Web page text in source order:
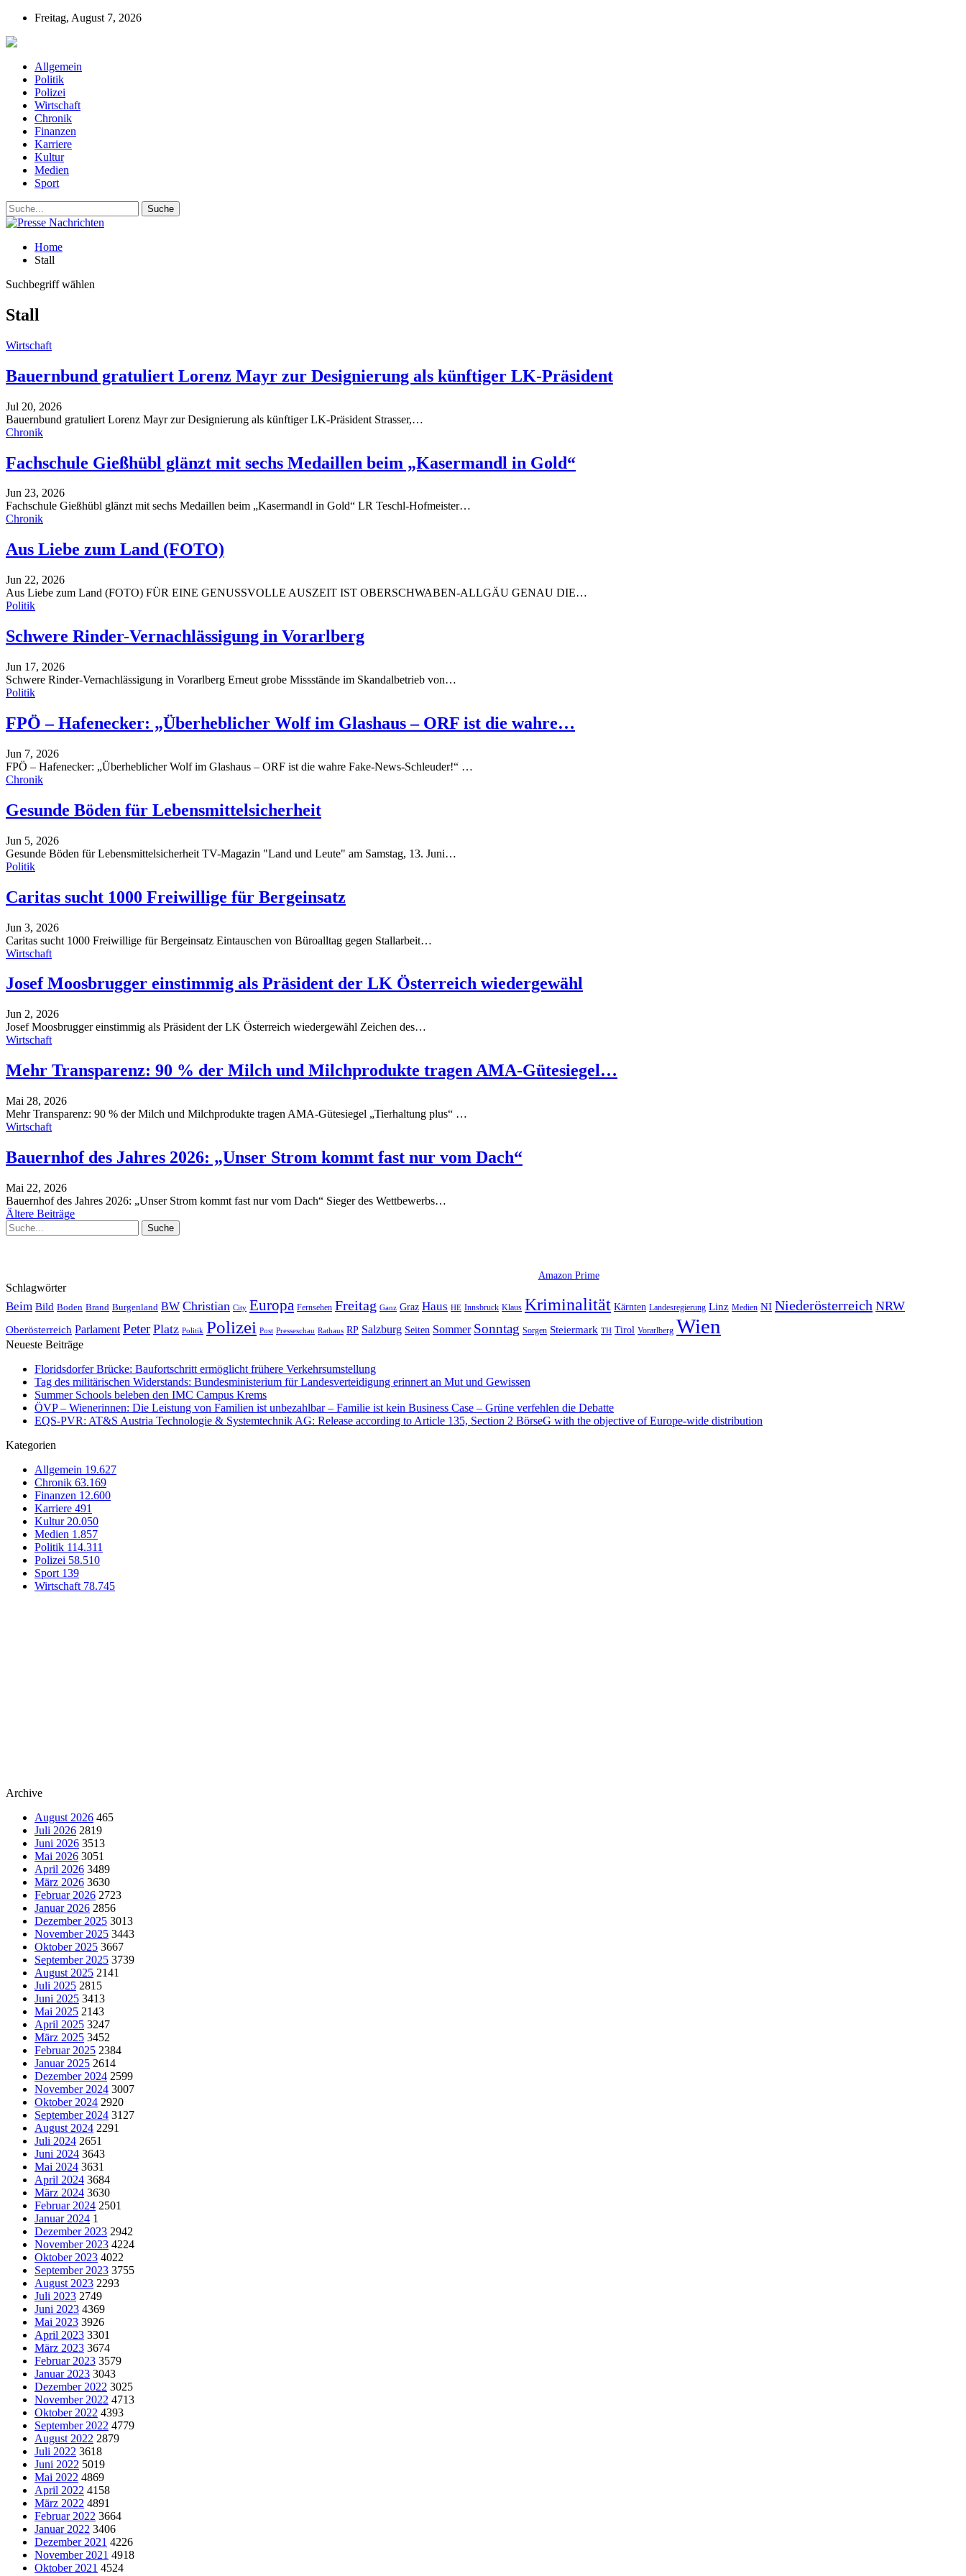
Freitag, August 7, 2026
Allgemein
Politik
Polizei
Wirtschaft
Chronik
Finanzen
Karriere
Kultur
Medien
Sport
Home
Stall
Suchbegriff wählen
Stall
Wirtschaft
Bauernbund gratuliert Lorenz Mayr zur Designierung als künftiger LK-Präsident
Jul 20, 2026
Bauernbund gratuliert Lorenz Mayr zur Designierung als künftiger LK-Präsident Strasser,…
Chronik
Fachschule Gießhübl glänzt mit sechs Medaillen beim „Kasermandl in Gold“
Jun 23, 2026
Fachschule Gießhübl glänzt mit sechs Medaillen beim „Kasermandl in Gold“ LR Teschl-Hofmeister…
Chronik
Aus Liebe zum Land (FOTO)
Jun 22, 2026
Aus Liebe zum Land (FOTO) FÜR EINE GENUSSVOLLE AUSZEIT IST OBERSCHWABEN-ALLGÄU GENAU DIE…
Politik
Schwere Rinder-Vernachlässigung in Vorarlberg
Jun 17, 2026
Schwere Rinder-Vernachlässigung in Vorarlberg Erneut grobe Missstände im Skandalbetrieb von…
Politik
FPÖ – Hafenecker: „Überheblicher Wolf im Glashaus – ORF ist die wahre…
Jun 7, 2026
FPÖ – Hafenecker: „Überheblicher Wolf im Glashaus – ORF ist die wahre Fake-News-Schleuder!“ …
Chronik
Gesunde Böden für Lebensmittelsicherheit
Jun 5, 2026
Gesunde Böden für Lebensmittelsicherheit TV-Magazin "Land und Leute" am Samstag, 13. Juni…
Politik
Caritas sucht 1000 Freiwillige für Bergeinsatz
Jun 3, 2026
Caritas sucht 1000 Freiwillige für Bergeinsatz Eintauschen von Büroalltag gegen Stallarbeit…
Wirtschaft
Josef Moosbrugger einstimmig als Präsident der LK Österreich wiedergewähl
Jun 2, 2026
Josef Moosbrugger einstimmig als Präsident der LK Österreich wiedergewähl Zeichen des…
Wirtschaft
Mehr Transparenz: 90 % der Milch und Milchprodukte tragen AMA-Gütesiegel…
Mai 28, 2026
Mehr Transparenz: 90 % der Milch und Milchprodukte tragen AMA-Gütesiegel „Tierhaltung plus“ …
Wirtschaft
Bauernhof des Jahres 2026: „Unser Strom kommt fast nur vom Dach“
Mai 22, 2026
Bauernhof des Jahres 2026: „Unser Strom kommt fast nur vom Dach“ Sieger des Wettbewerbs…
Ältere Beiträge
Amazon Prime
Schlagwörter
Beim Bild Boden Brand Burgenland BW Christian City Europa Fernsehen Freitag Ganz Graz Haus HE Innsbruck Klaus Kriminalität Kärnten Landesregierung Linz Medien NI Niederösterreich NRW
Oberösterreich Parlament Peter Platz Politik Polizei Post Presseschau Rathaus RP Salzburg Seiten Sommer Sonntag Sorgen Steiermark TH Tirol Vorarlberg Wien
Neueste Beiträge
Floridsdorfer Brücke: Baufortschritt ermöglicht frühere Verkehrsumstellung
Tag des militärischen Widerstands: Bundesministerium für Landesverteidigung erinnert an Mut und Gewissen
Summer Schools beleben den IMC Campus Krems
ÖVP – Wienerinnen: Die Leistung von Familien ist unbezahlbar – Familie ist kein Business Case – Grüne verfehlen die Debatte
EQS-PVR: AT&S Austria Technologie & Systemtechnik AG: Release according to Article 135, Section 2 BörseG with the objective of Europe-wide distribution
Kategorien
Allgemein 19.627
Chronik 63.169
Finanzen 12.600
Karriere 491
Kultur 20.050
Medien 1.857
Politik 114.311
Polizei 58.510
Sport 139
Wirtschaft 78.745
Archive
August 2026 465
Juli 2026 2819
Juni 2026 3513
Mai 2026 3051
April 2026 3489
März 2026 3630
Februar 2026 2723
Januar 2026 2856
Dezember 2025 3013
November 2025 3443
Oktober 2025 3667
September 2025 3739
August 2025 2141
Juli 2025 2815
Juni 2025 3413
Mai 2025 2143
April 2025 3247
März 2025 3452
Februar 2025 2384
Januar 2025 2614
Dezember 2024 2599
November 2024 3007
Oktober 2024 2920
September 2024 3127
August 2024 2291
Juli 2024 2651
Juni 2024 3643
Mai 2024 3631
April 2024 3684
März 2024 3630
Februar 2024 2501
Januar 2024 1
Dezember 2023 2942
November 2023 4224
Oktober 2023 4022
September 2023 3755
August 2023 2293
Juli 2023 2749
Juni 2023 4369
Mai 2023 3926
April 2023 3301
März 2023 3674
Februar 2023 3579
Januar 2023 3043
Dezember 2022 3025
November 2022 4713
Oktober 2022 4393
September 2022 4779
August 2022 2879
Juli 2022 3618
Juni 2022 5019
Mai 2022 4869
April 2022 4158
März 2022 4891
Februar 2022 3664
Januar 2022 3406
Dezember 2021 4226
November 2021 4918
Oktober 2021 4524